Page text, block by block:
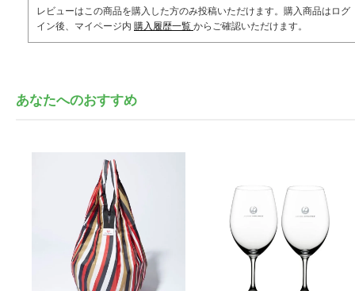
レビューはこの商品を購入した方のみ投稿いただけます。購入商品はログ
イン後、マイページ内 購入履歴一覧 からご確認いただけます。
あなたへのおすすめ